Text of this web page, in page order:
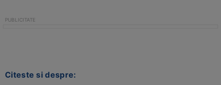
Citeste si despre: